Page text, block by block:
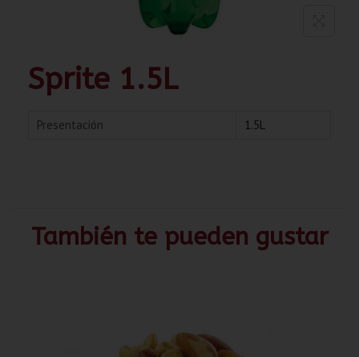
Sprite 1.5L
Presentación 1.5L
También te pueden gustar